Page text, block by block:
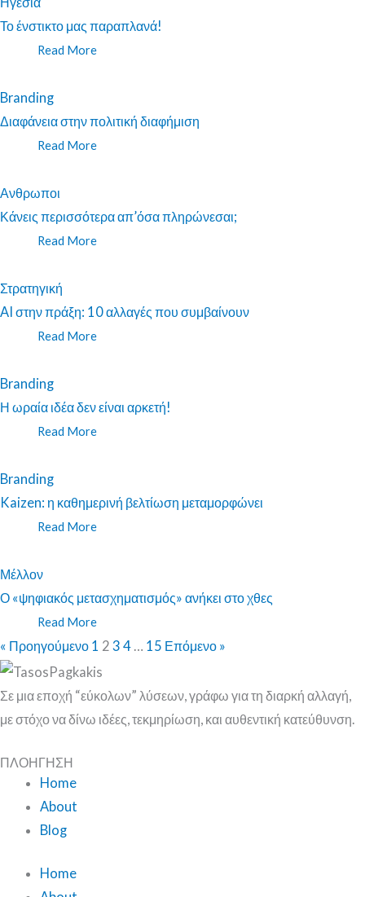
Το ένστικτο μας παραπλανά!
Read More
Branding
Διαφάνεια στην πολιτική διαφήμιση
Read More
Ανθρωποι
Κάνεις περισσότερα απ’όσα πληρώνεσαι;
Read More
Στρατηγική
AI στην πράξη: 10 αλλαγές που συμβαίνουν
Read More
Branding
Η ωραία ιδέα δεν είναι αρκετή!
Read More
Branding
Kaizen: η καθημερινή βελτίωση μεταμορφώνει
Read More
Μέλλον
Ο «ψηφιακός μετασχηματισμός» ανήκει στο χθες
Read More
« Προηγούμενο 1 2 3 4 … 15 Επόμενο »
Σε μια εποχή “εύκολων” λύσεων, γράφω για τη διαρκή αλλαγή,
με στόχο να δίνω ιδέες, τεκμηρίωση, και αυθεντική κατεύθυνση.
ΠΛΟΗΓΗΣΗ
Home
About
Blog
Home